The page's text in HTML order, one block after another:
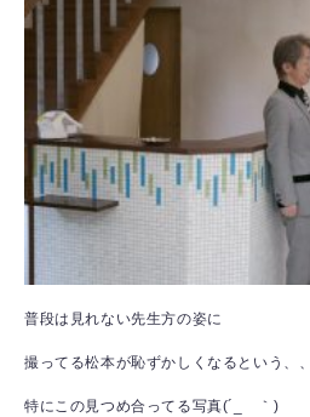
普段は見れない先生方の姿に
撮ってる松本が恥ずかしくなるという、、
特にこの見つめ合ってる写真(´_ゝ｀)